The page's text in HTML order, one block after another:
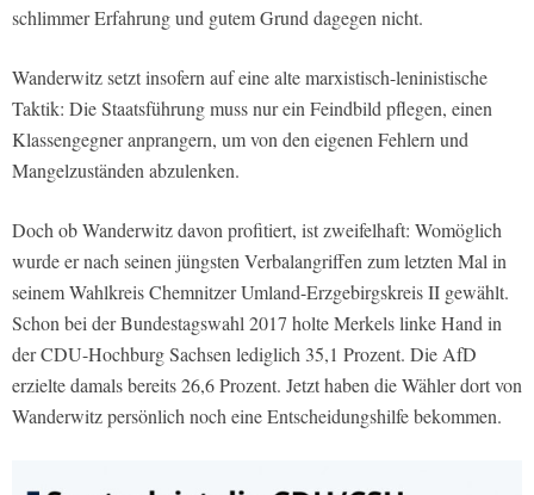
schlimmer Erfahrung und gutem Grund dagegen nicht.
Wanderwitz setzt insofern auf eine alte marxistisch-leninistische
Taktik: Die Staatsführung muss nur ein Feindbild pflegen, einen
Klassengegner anprangern, um von den eigenen Fehlern und
Mangelzuständen abzulenken.
Doch ob Wanderwitz davon profitiert, ist zweifelhaft: Womöglich
wurde er nach seinen jüngsten Verbalangriffen zum letzten Mal in
seinem Wahlkreis Chemnitzer Umland-Erzgebirgskreis II gewählt.
Schon bei der Bundestagswahl 2017 holte Merkels linke Hand in
der CDU-Hochburg Sachsen lediglich 35,1 Prozent. Die AfD
erzielte damals bereits 26,6 Prozent. Jetzt haben die Wähler dort von
Wanderwitz persönlich noch eine Entscheidungshilfe bekommen.